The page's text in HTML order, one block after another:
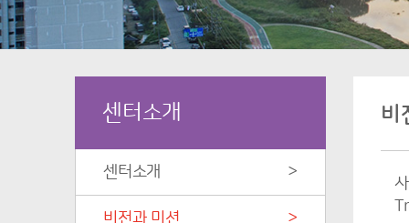
센터소개
센터소개 >
비전과 미션 >
비